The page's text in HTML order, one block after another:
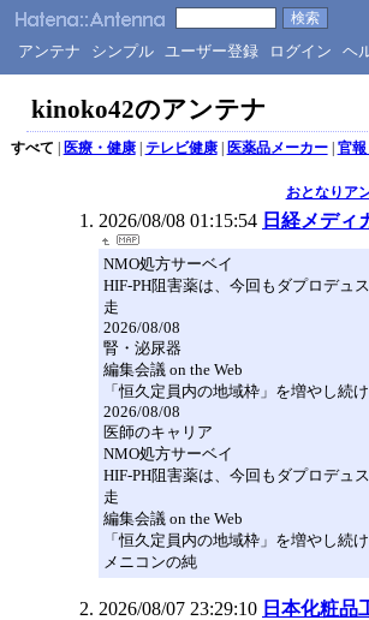
アンテナ シンプル ユーザー登録 ログイン ヘ
kinoko42のアンテナ
すべて | 医療・健康| テレビ健康| 医薬品メーカー| 官報
おとなりア
2026/08/08 01:15:54 日経メディ
NMO処方サーベイ
HIF-PH阻害薬は、今回もダプロデュ
走
2026/08/08
腎・泌尿器
編集会議 on the Web
「恒久定員内の地域枠」を増やし続
2026/08/08
医師のキャリア
NMO処方サーベイ
HIF-PH阻害薬は、今回もダプロデュ
走
編集会議 on the Web
「恒久定員内の地域枠」を増やし続
メニコンの純
2026/08/07 23:29:10 日本化粧品